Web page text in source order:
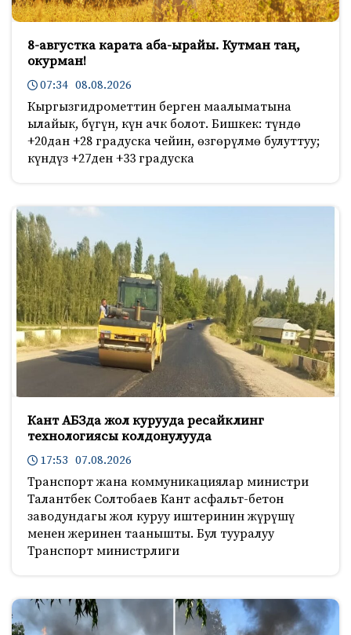
8-августка карата аба-ырайы. Кутман таң,
окурман!
07:34 08.08.2026
Кыргызгидрометтин берген маалыматына
ылайык, бүгүн, күн ачк болот. Бишкек: түндө
+20дан +28 градуска чейин, өзгөрүлмө булуттуу;
күндүз +27ден +33 градуска
Кант АБЗда жол курууда ресайклинг
технологиясы колдонулууда
17:53 07.08.2026
Транспорт жана коммуникациялар министри
Талантбек Солтобаев Кант асфальт-бетон
заводундагы жол куруу иштеринин жүрүшү
менен жеринен таанышты. Бул тууралуу
Транспорт министрлиги